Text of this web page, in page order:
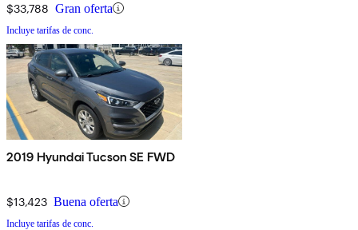
$33,788 Gran oferta
Incluye tarifas de conc.
2019 Hyundai Tucson SE FWD
$13,423 Buena oferta
Incluye tarifas de conc.